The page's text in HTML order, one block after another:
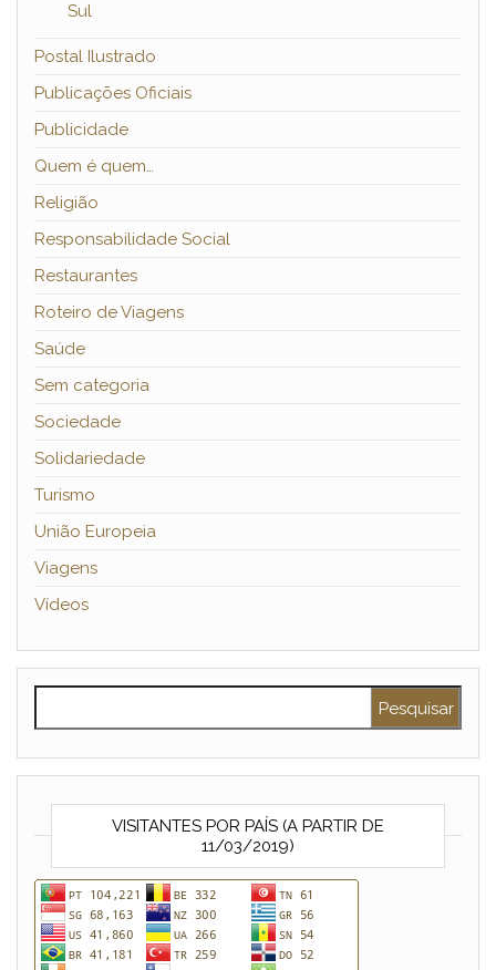
Sul
Postal Ilustrado
Publicações Oficiais
Publicidade
Quem é quem…
Religião
Responsabilidade Social
Restaurantes
Roteiro de Viagens
Saúde
Sem categoria
Sociedade
Solidariedade
Turismo
União Europeia
Viagens
Vídeos
VISITANTES POR PAÍS (A PARTIR DE
11/03/2019)